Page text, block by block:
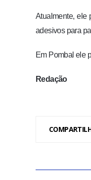
Atualmente, ele
adesivos para
Em Pombal ele
Redação